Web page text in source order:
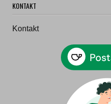
KONTAKT
Kontakt